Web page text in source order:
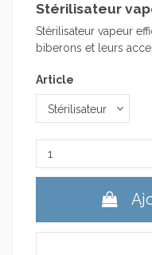
Stérilisateur
Stérilisateur vapeur
biberons et leurs
Article